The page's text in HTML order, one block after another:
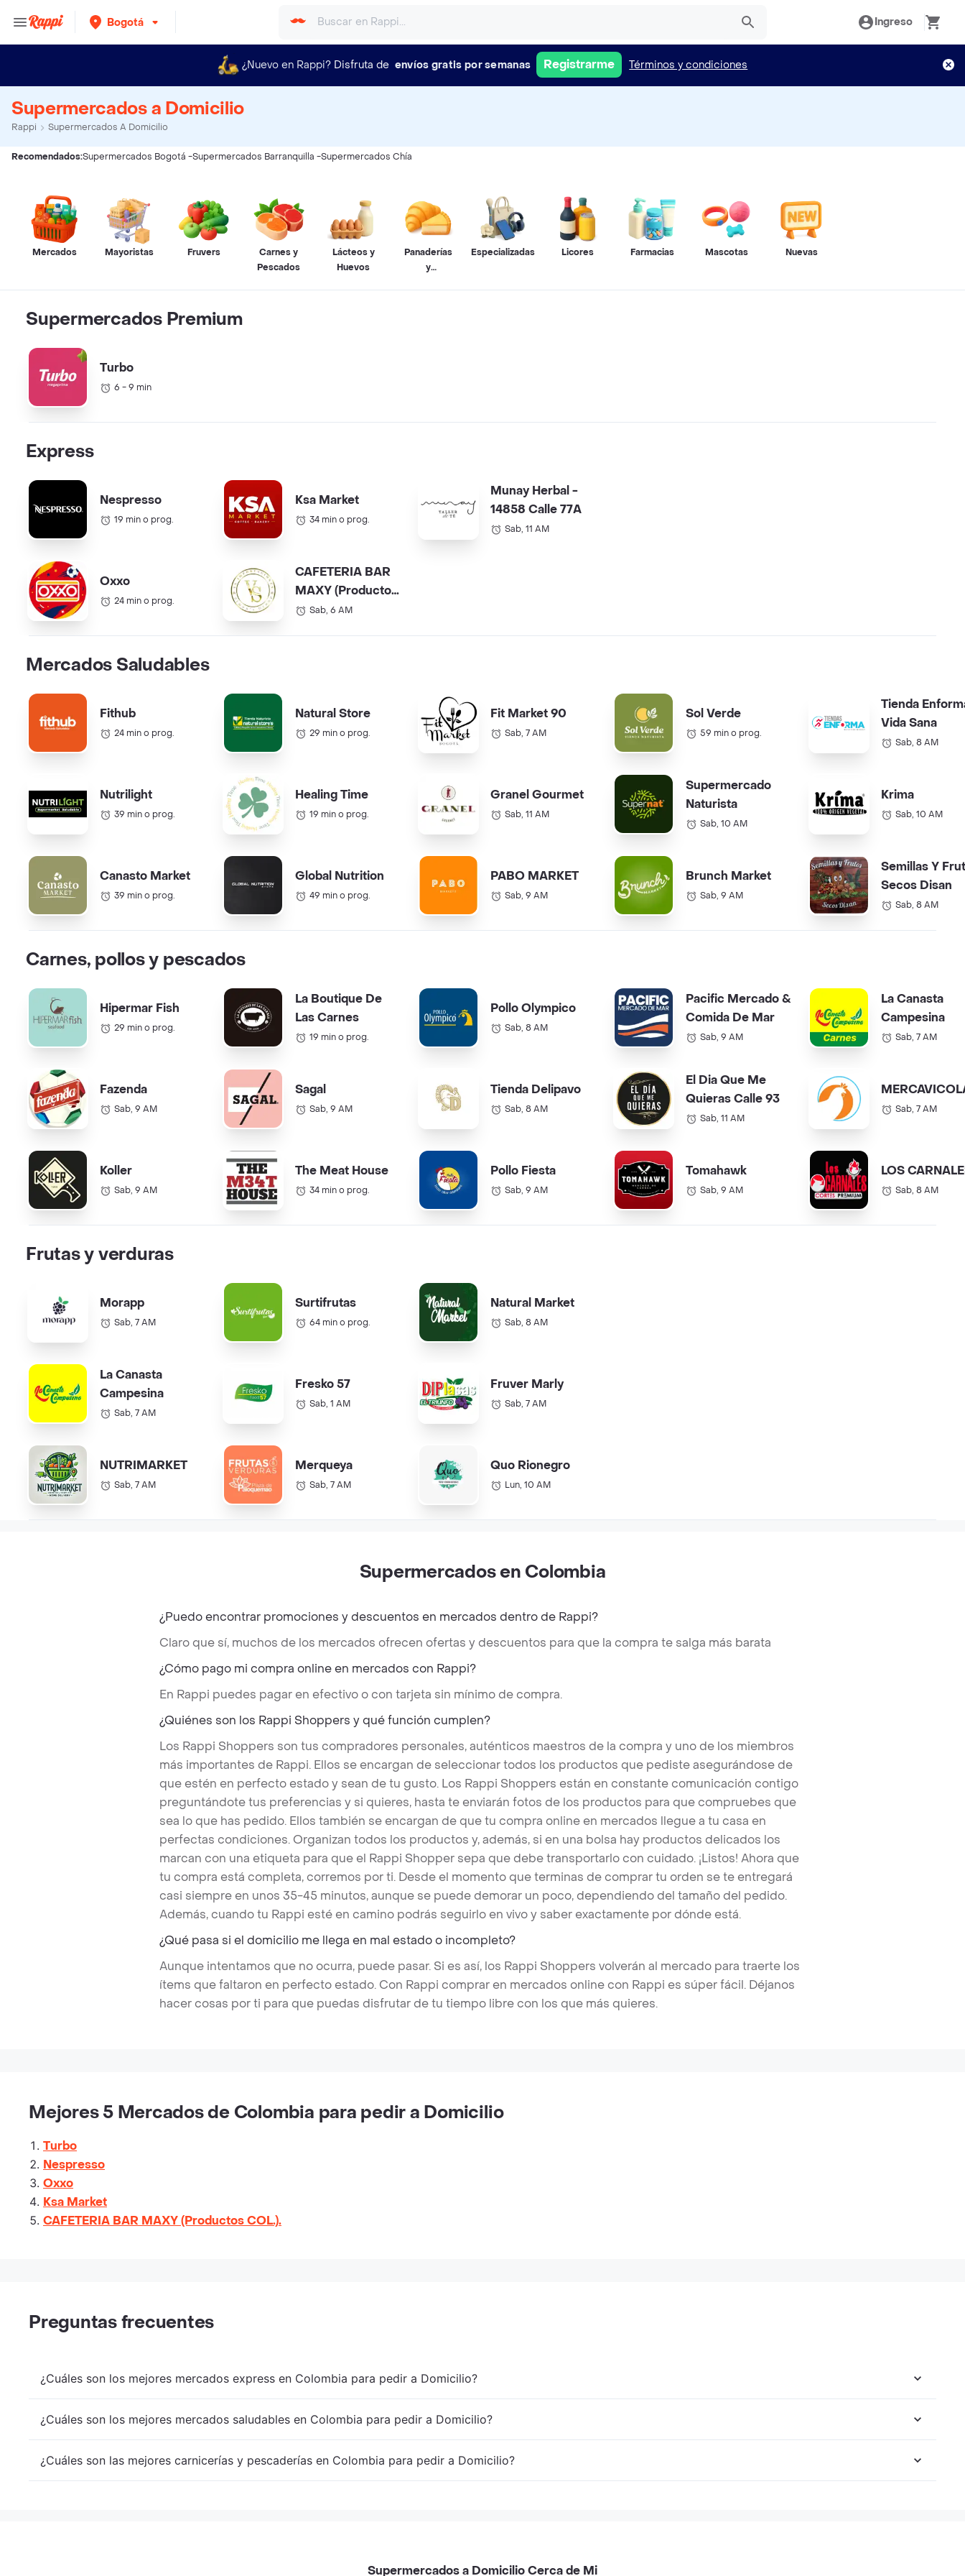
Bogotá Ingreso
¿Nuevo en Rappi? Disfruta de envíos gratis por semanas Registrarme Términos y condiciones
Supermercados a Domicilio
Rappi Supermercados A Domicilio
Recomendados:Supermercados Bogotá -Supermercados Barranquilla -Supermercados Chía
Mercados Mayoristas Fruvers
Carnes y
Pescados
Lácteos y
Huevos
Panaderías
y
Especializadas Licores Farmacias Mascotas Nuevas
Supermercados Premium
Turbo
6 - 9 min
Express
Nespresso
19 min o prog.
Oxxo
24 min o prog.
Ksa Market
34 min o prog.
CAFETERIA BAR
MAXY (Productos
COL.).
Sab, 6 AM
Munay Herbal -
14858 Calle 77A
Sab, 11 AM
Mercados Saludables
Fithub
24 min o prog.
Nutrilight
39 min o prog.
Canasto Market
39 min o prog.
Natural Store
29 min o prog.
Healing Time
19 min o prog.
Global Nutrition
49 min o prog.
Fit Market 90
Sab, 7 AM
Granel Gourmet
Sab, 11 AM
PABO MARKET
Sab, 9 AM
Sol Verde
59 min o prog.
Supermercado
Naturista
Sab, 10 AM
Brunch Market
Sab, 9 AM
Tienda
Vida Sana
Sab, 8 AM
Krima
Sab, 10 AM
Semillas Y
Secos Disan
Sab, 8 AM
Carnes, pollos y pescados
Hipermar Fish
29 min o prog.
Fazenda
Sab, 9 AM
Koller
Sab, 9 AM
La Boutique De
Las Carnes
19 min o prog.
Sagal
Sab, 9 AM
The Meat House
34 min o prog.
Pollo Olympico
Sab, 8 AM
Tienda Delipavo
Sab, 8 AM
Pollo Fiesta
Sab, 9 AM
Pacific Mercado &
Comida De Mar
Sab, 9 AM
El Dia Que Me
Quieras Calle 93
Sab, 11 AM
Tomahawk
Sab, 9 AM
La Canasta
Campesina
Sab, 7 AM
Sab, 7 AM
LOS
Sab, 8 AM
Frutas y verduras
Morapp
Sab, 7 AM
La Canasta
Campesina
Sab, 7 AM
NUTRIMARKET
Sab, 7 AM
Surtifrutas
64 min o prog.
Fresko 57
Sab, 1 AM
Merqueya
Sab, 7 AM
Natural Market
Sab, 8 AM
Fruver Marly
Sab, 7 AM
Quo Rionegro
Lun, 10 AM
Supermercados en Colombia
¿Puedo encontrar promociones y descuentos en mercados dentro de Rappi?
Claro que sí, muchos de los mercados ofrecen ofertas y descuentos para que la compra te salga más barata
¿Cómo pago mi compra online en mercados con Rappi?
En Rappi puedes pagar en efectivo o con tarjeta sin mínimo de compra.
¿Quiénes son los Rappi Shoppers y qué función cumplen?
Los Rappi Shoppers son tus compradores personales, auténticos maestros de la compra y uno de los miembros
más importantes de Rappi. Ellos se encargan de seleccionar todos los productos que pediste asegurándose de
que estén en perfecto estado y sean de tu gusto. Los Rappi Shoppers están en constante comunicación contigo
preguntándote tus preferencias y si quieres, hasta te enviarán fotos de los productos para que compruebes que
sea lo que has pedido. Ellos también se encargan de que tu compra online en mercados llegue a tu casa en
perfectas condiciones. Organizan todos los productos y, además, si en una bolsa hay productos delicados los
marcan con una etiqueta para que el Rappi Shopper sepa que debe transportarlo con cuidado. ¡Listos! Ahora que
tu compra está completa, corremos por ti. Desde el momento que terminas de comprar tu orden se te entregará
casi siempre en unos 35-45 minutos, aunque se puede demorar un poco, dependiendo del tamaño del pedido.
Además, cuando tu Rappi esté en camino podrás seguirlo en vivo y saber exactamente por dónde está.
¿Qué pasa si el domicilio me llega en mal estado o incompleto?
Aunque intentamos que no ocurra, puede pasar. Si es así, los Rappi Shoppers volverán al mercado para traerte los
ítems que faltaron en perfecto estado. Con Rappi comprar en mercados online con Rappi es súper fácil. Déjanos
hacer cosas por ti para que puedas disfrutar de tu tiempo libre con los que más quieres.
Mejores 5 Mercados de Colombia para pedir a Domicilio
Turbo
Nespresso
Oxxo
Ksa Market
CAFETERIA BAR MAXY (Productos COL.).
Preguntas frecuentes
¿Cuáles son los mejores mercados express en Colombia para pedir a Domicilio?
¿Cuáles son los mejores mercados saludables en Colombia para pedir a Domicilio?
¿Cuáles son las mejores carnicerías y pescaderías en Colombia para pedir a Domicilio?
Supermercados a Domicilio Cerca de Mi